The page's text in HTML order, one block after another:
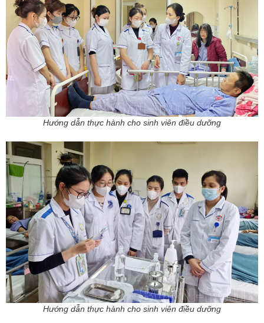
Hướng dẫn thực hành cho sinh viên điều dưỡng
Hướng dẫn thực hành cho sinh viên điều dưỡng